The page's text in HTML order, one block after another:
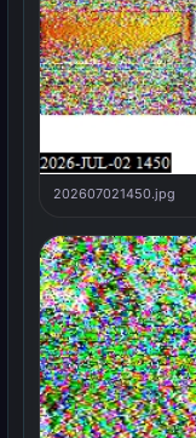
202607021450.jpg